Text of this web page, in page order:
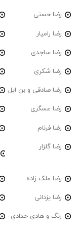
رضا حسنی
رضا رامیار
رضا ساجدی
رضا شکری
رضا صادقی و بن ایل
رضا عسگری
رضا فرنام
رضا گلزار
رضا ملک زاده
رضا یزدانی
رنگ و هادی حدادی